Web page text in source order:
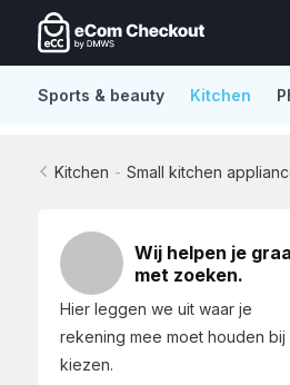
Sports & beauty Kitchen
De nieuwe standaard in
Kitchen - Small kitchen
Wij helpen je
met zoeken.
Hier leggen we uit waar je
rekening mee moet houden bij
kiezen.